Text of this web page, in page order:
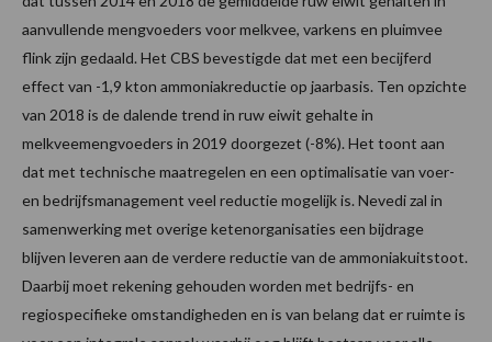
aanvullende mengvoeders voor melkvee, varkens en pluimvee
flink zijn gedaald. Het CBS bevestigde dat met een becijferd
effect van -1,9 kton ammoniakreductie op jaarbasis. Ten opzichte
van 2018 is de dalende trend in ruw eiwit gehalte in
melkveemengvoeders in 2019 doorgezet (-8%). Het toont aan
dat met technische maatregelen en een optimalisatie van voer-
en bedrijfsmanagement veel reductie mogelijk is. Nevedi zal in
samenwerking met overige ketenorganisaties een bijdrage
blijven leveren aan de verdere reductie van de ammoniakuitstoot.
Daarbij moet rekening gehouden worden met bedrijfs- en
regiospecifieke omstandigheden en is van belang dat er ruimte is